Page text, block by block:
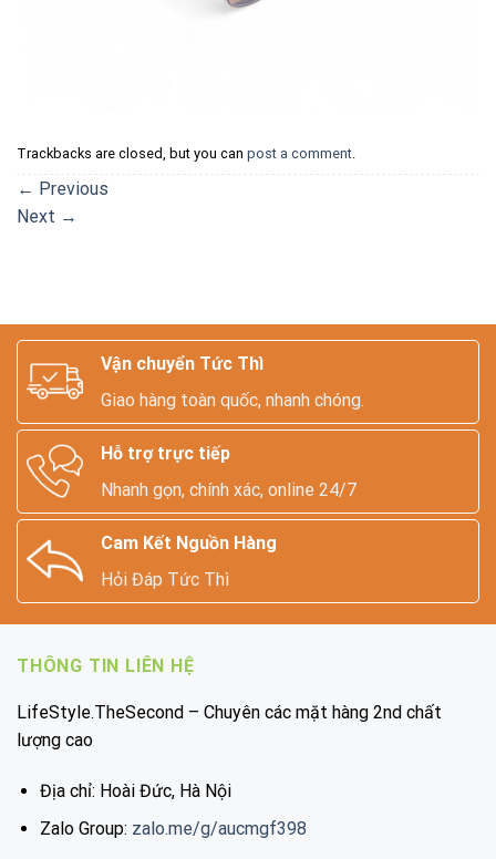
Trackbacks are closed, but you can post a comment.
← Previous
Next →
Vận chuyển Tức Thì
Giao hàng toàn quốc, nhanh chóng.
Hỗ trợ trực tiếp
Nhanh gọn, chính xác, online 24/7
Cam Kết Nguồn Hàng
Hỏi Đáp Tức Thì
THÔNG TIN LIÊN HỆ
LifeStyle.TheSecond – Chuyên các mặt hàng 2nd chất
lượng cao
Địa chỉ: Hoài Đức, Hà Nội
Zalo Group: zalo.me/g/aucmgf398